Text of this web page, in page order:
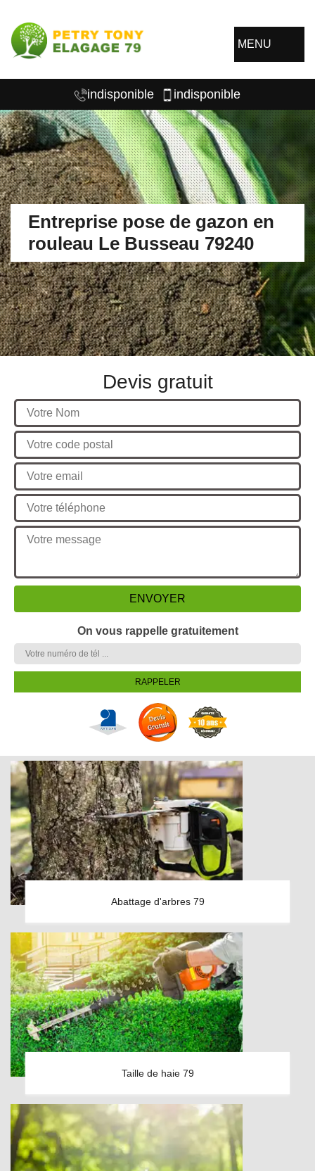
MENU
indisponible indisponible
Entreprise pose de gazon en
rouleau Le Busseau 79240
Devis gratuit
On vous rappelle gratuitement
Abattage d'arbres 79
Taille de haie 79